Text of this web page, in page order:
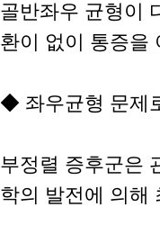
골반좌우 균형이
환이 없이 통증을
◆ 좌우균형 문제
부정렬 증후군은
학의 발전에 의해